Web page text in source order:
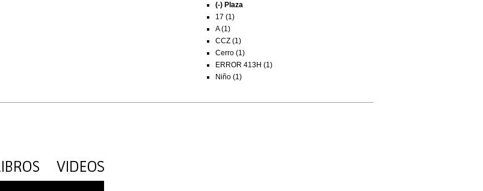
(-) Plaza
17 (1)
A (1)
CCZ (1)
Cerro (1)
ERROR 413H (1)
Niño (1)